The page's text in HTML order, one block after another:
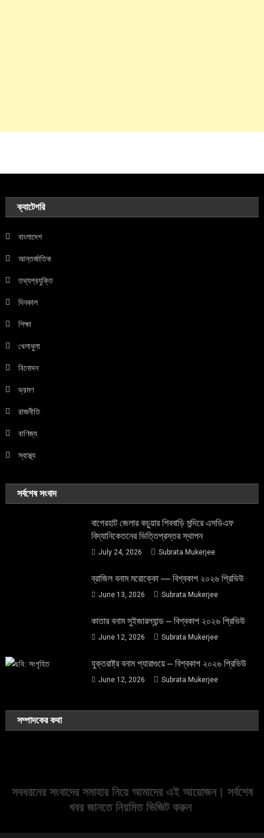
ক্যাটেগরি
বাংলাদেশ
আন্তর্জাতিক
তথ্যপ্রযুক্তি
দিনকাল
শিক্ষা
খেলাধুলা
বিনোদন
ভ্রমণ
রাজনীতি
বাণিজ্য
স্বাস্থ্য
সর্বশেষ সংবাদ
বাগেরহাট জেলার কচুয়ার শিববাড়ি মন্দিরে এসডিএফ
বিদ্যানিকেতনের ভিত্তিপ্রস্তর স্থাপন
July 24, 2026 Subrata Mukerjee
ব্রাজিল বনাম মরোক্কো — বিশ্বকাপ ২০২৬ প্রিভিউ
June 13, 2026 Subrata Mukerjee
কাতার বনাম সুইজারল্যান্ড – বিশ্বকাপ ২০২৬ প্রিভিউ
June 12, 2026 Subrata Mukerjee
যুক্তরাষ্ট্র বনাম প্যারাগুয়ে – বিশ্বকাপ ২০২৬ প্রিভিউ
June 12, 2026 Subrata Mukerjee
সম্পাদকের কথা
সবধরনের সংবাদের সমাহার নিয়ে আমাদের এই আয়োজন। সর্বশেষ
খবর জানতে নিয়মিত ভিজিট করুন